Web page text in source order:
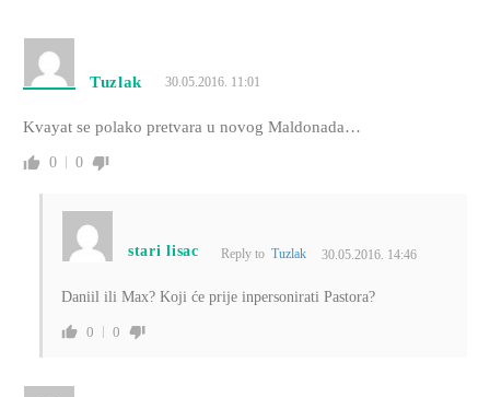
Tuzlak 30.05.2016. 11:01
Kvayat se polako pretvara u novog Maldonada…
0 0
stari lisac Reply to Tuzlak 30.05.2016. 14:46
Daniil ili Max? Koji će prije inpersonirati Pastora?
0 0